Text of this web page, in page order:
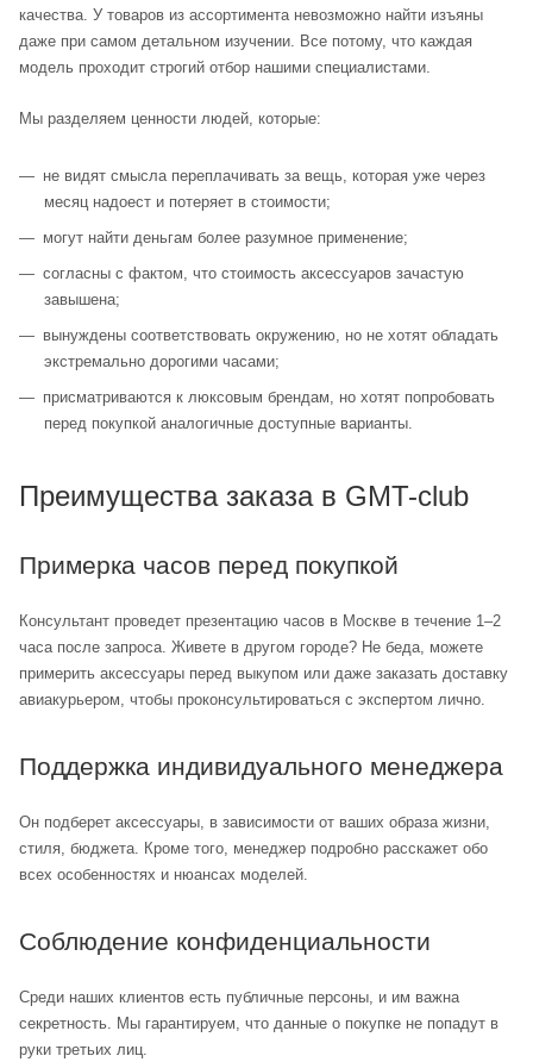
качества. У товаров из ассортимента невозможно найти изъяны
даже при самом детальном изучении. Все потому, что каждая
модель проходит строгий отбор нашими специалистами.
Мы разделяем ценности людей, которые:
не видят смысла переплачивать за вещь, которая уже через
месяц надоест и потеряет в стоимости;
могут найти деньгам более разумное применение;
согласны с фактом, что стоимость аксессуаров зачастую
завышена;
вынуждены соответствовать окружению, но не хотят обладать
экстремально дорогими часами;
присматриваются к люксовым брендам, но хотят попробовать
перед покупкой аналогичные доступные варианты.
Преимущества заказа в GMT-club
Примерка часов перед покупкой
Консультант проведет презентацию часов в Москве в течение 1–2
часа после запроса. Живете в другом городе? Не беда, можете
примерить аксессуары перед выкупом или даже заказать доставку
авиакурьером, чтобы проконсультироваться с экспертом лично.
Поддержка индивидуального менеджера
Он подберет аксессуары, в зависимости от ваших образа жизни,
стиля, бюджета. Кроме того, менеджер подробно расскажет обо
всех особенностях и нюансах моделей.
Соблюдение конфиденциальности
Среди наших клиентов есть публичные персоны, и им важна
секретность. Мы гарантируем, что данные о покупке не попадут в
руки третьих лиц.